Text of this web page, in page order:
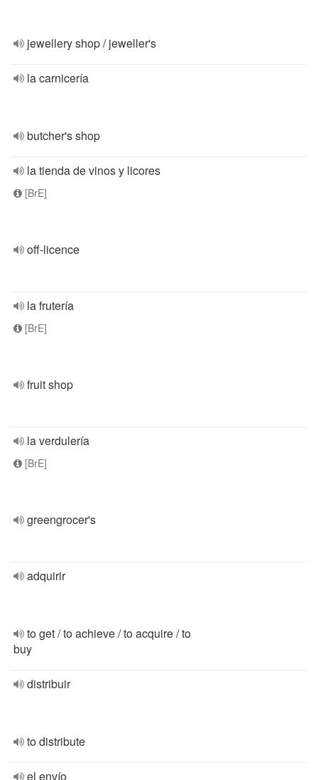
jewellery shop / jeweller's
la carnicería
butcher's shop
la tienda de vinos y licores
[BrE]
off-licence
la frutería
[BrE]
fruit shop
la verdulería
[BrE]
greengrocer's
adquirir
to get / to achieve / to acquire / to
buy
distribuir
to distribute
el envío